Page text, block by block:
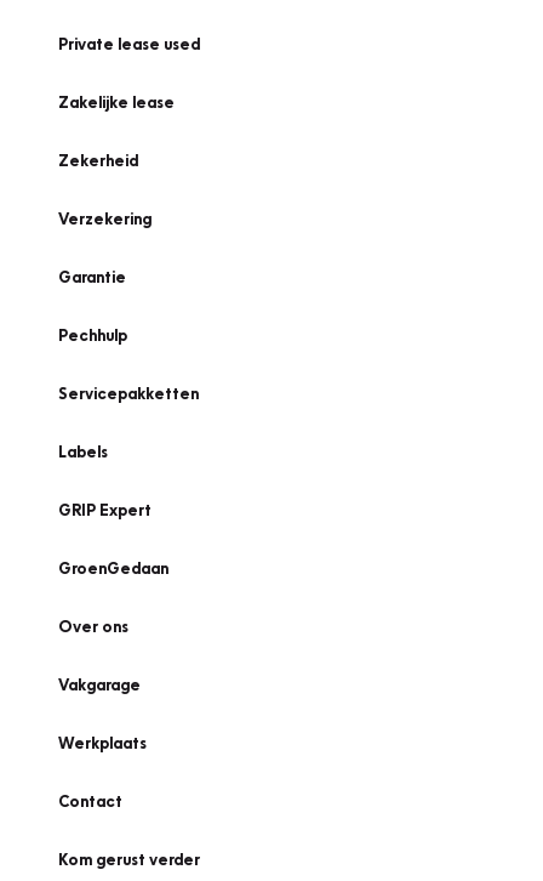
Private lease used
Zakelijke lease
Zekerheid
Verzekering
Garantie
Pechhulp
Servicepakketten
Labels
GRIP Expert
GroenGedaan
Over ons
Vakgarage
Werkplaats
Contact
Kom gerust verder